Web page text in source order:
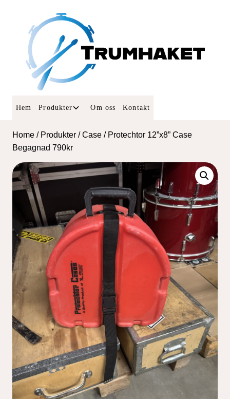
content
Hem Produkter
Toggle
Om oss Kontakt
Home / Produkter / Case / Protechtor 12”x8” Case
Begagnad 790kr